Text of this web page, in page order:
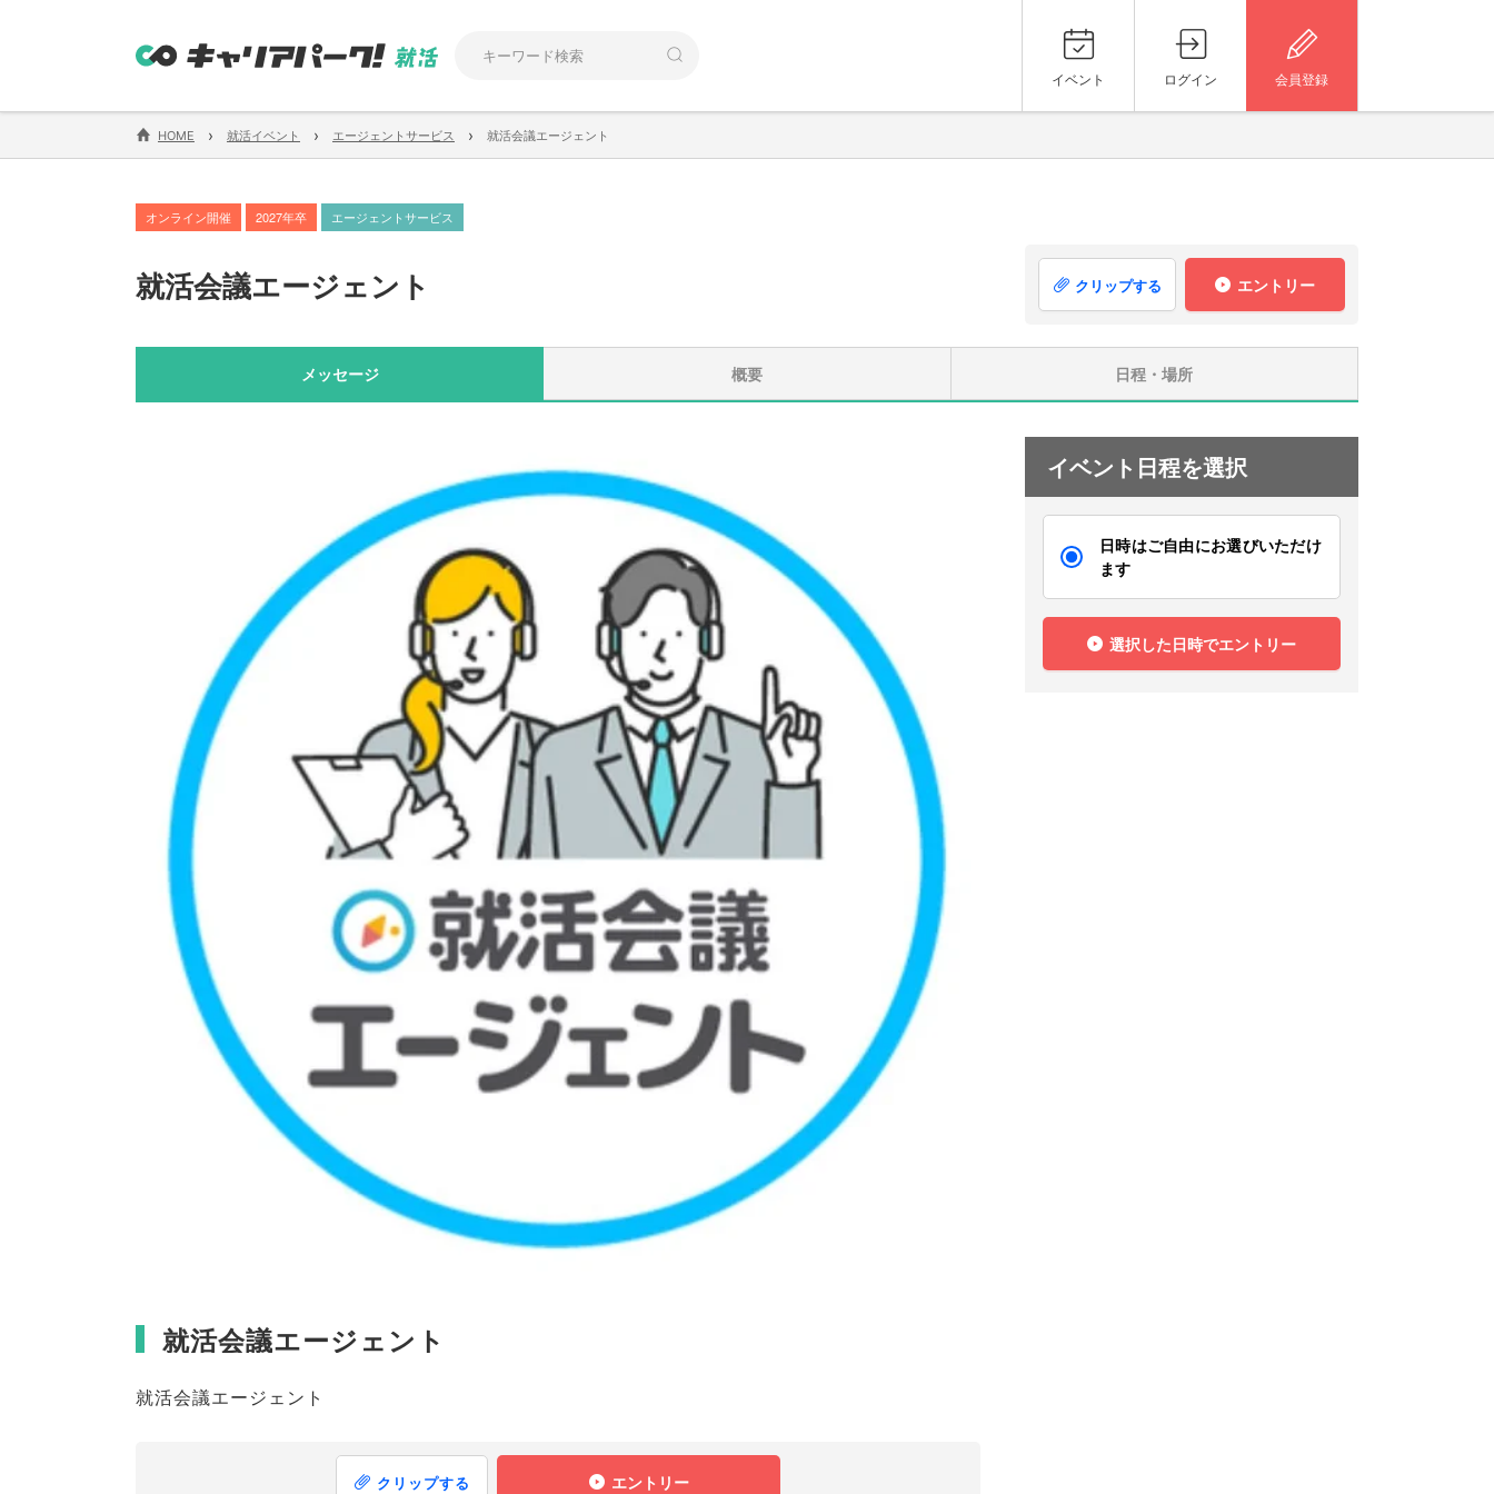
イベント ログイン 会員登録
HOME › 就活イベント › エージェントサービス › 就活会議エージェント
オンライン開催 2027年卒 エージェントサービス
就活会議エージェント クリップする エントリー
メッセージ 概要 日程・場所
就活会議エージェント
就活会議エージェント
クリップする エントリー
イベント日程を選択
日時はご自由にお選びいただけ
ます
選択した日時でエントリー